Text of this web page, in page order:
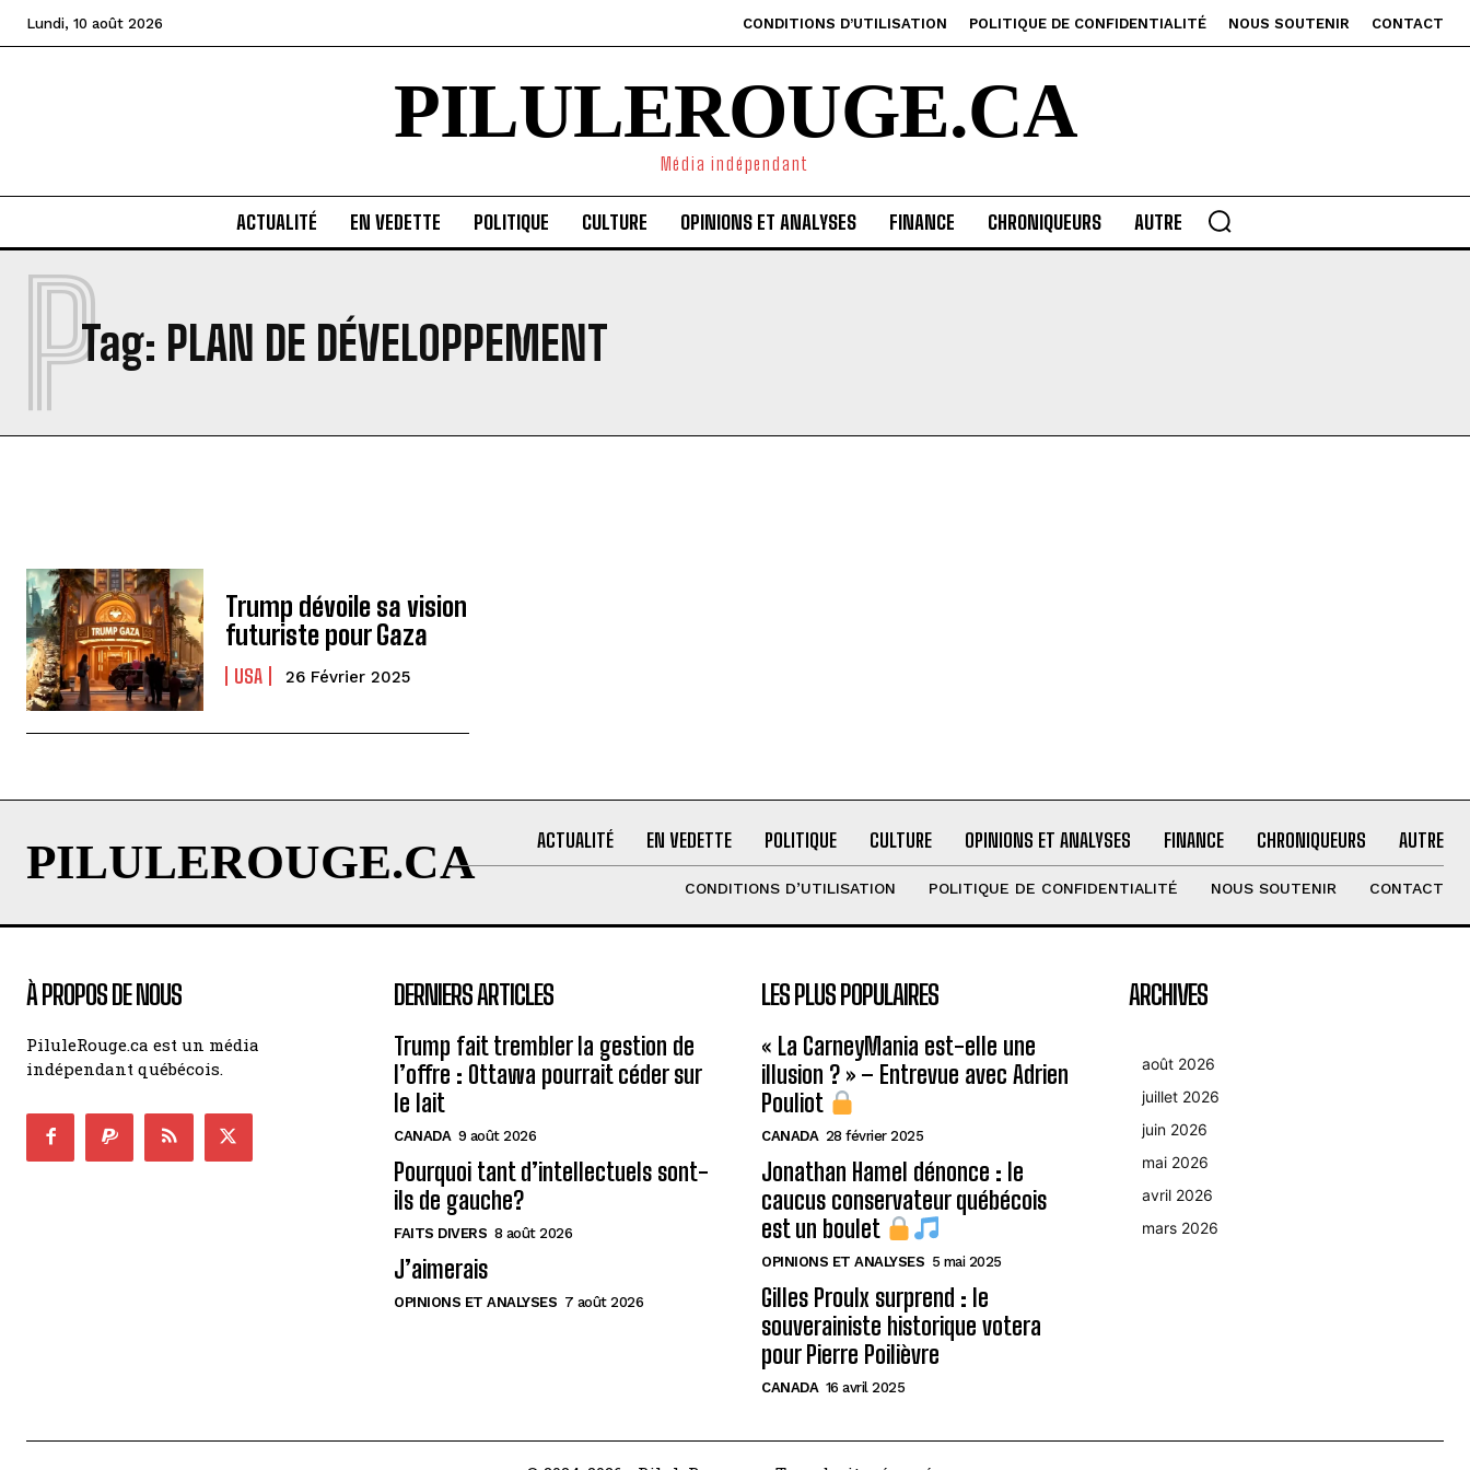
Lundi, 10 août 2026 CONDITIONS D’UTILISATION POLITIQUE DE CONFIDENTIALITÉ NOUS SOUTENIR CONTACT
PILULEROUGE.CA
Média indépendant
ACTUALITÉ EN VEDETTE POLITIQUE CULTURE OPINIONS ET ANALYSES FINANCE CHRONIQUEURS AUTRE
Tag: PLAN DE DÉVELOPPEMENT
P
Trump dévoile sa vision
futuriste pour Gaza
USA 26 Février 2025
PILULEROUGE.CA ACTUALITÉ EN VEDETTE POLITIQUE CULTURE OPINIONS ET ANALYSES FINANCE CHRONIQUEURS AUTRE
CONDITIONS D’UTILISATION POLITIQUE DE CONFIDENTIALITÉ NOUS SOUTENIR CONTACT
À PROPOS DE NOUS
PiluleRouge.ca est un média
indépendant québécois.
DERNIERS ARTICLES
Trump fait trembler la gestion de
l’offre : Ottawa pourrait céder sur
le lait
CANADA 9 août 2026
Pourquoi tant d’intellectuels sont-
ils de gauche?
FAITS DIVERS 8 août 2026
J’aimerais
OPINIONS ET ANALYSES 7 août 2026
LES PLUS POPULAIRES
« La CarneyMania est-elle une
illusion ? » – Entrevue avec Adrien
Pouliot
CANADA 28 février 2025
Jonathan Hamel dénonce : le
caucus conservateur québécois
est un boulet
OPINIONS ET ANALYSES 5 mai 2025
Gilles Proulx surprend : le
souverainiste historique votera
pour Pierre Poilièvre
CANADA 16 avril 2025
ARCHIVES
août 2026
juillet 2026
juin 2026
mai 2026
avril 2026
mars 2026